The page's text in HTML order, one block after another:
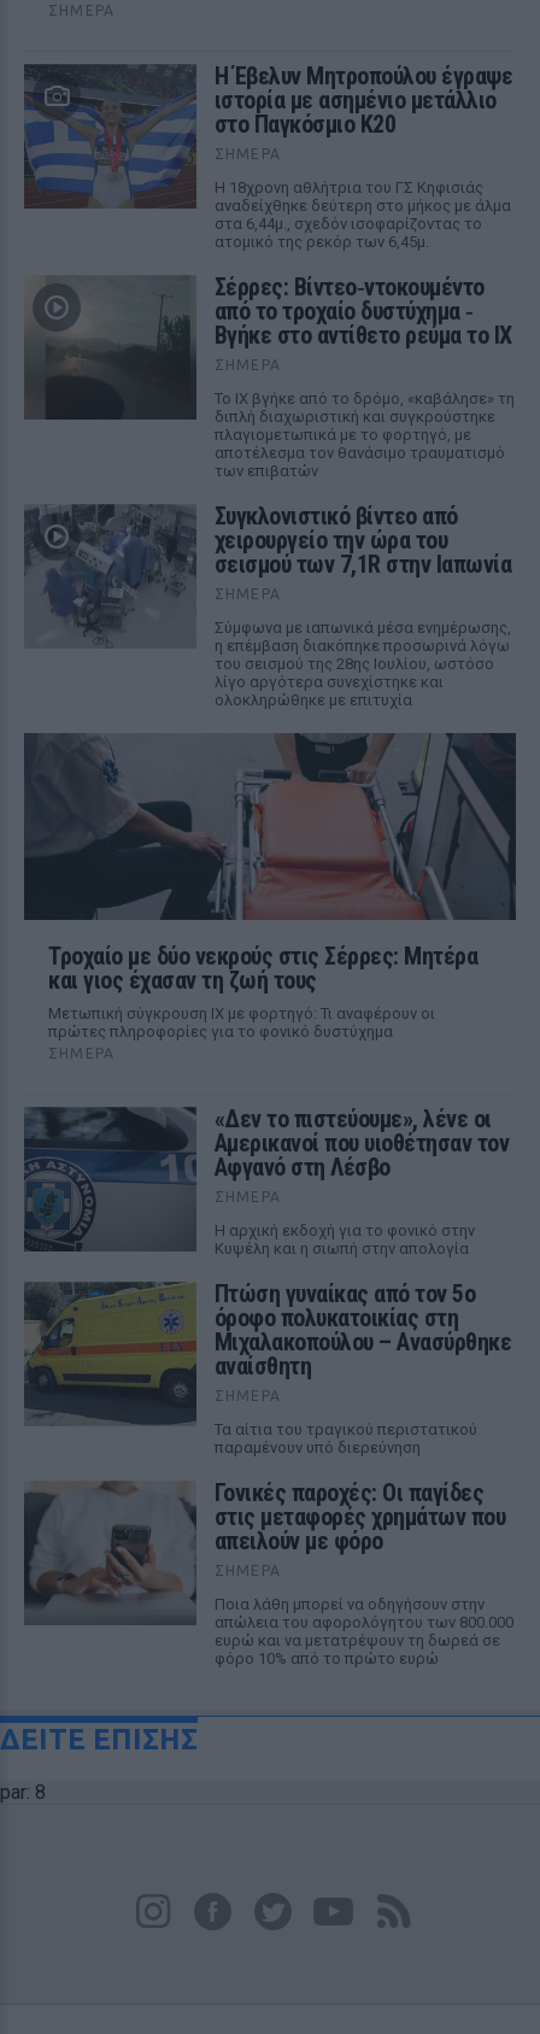
ΣΉΜΕΡΑ
Η Έβελυν Μητροπούλου έγραψε
ιστορία με ασημένιο μετάλλιο
στο Παγκόσμιο Κ20
ΣΉΜΕΡΑ
Η 18χρονη αθλήτρια του ΓΣ Κηφισιάς
αναδείχθηκε δεύτερη στο μήκος με άλμα
στα 6,44μ., σχεδόν ισοφαρίζοντας το
ατομικό της ρεκόρ των 6,45μ.
Σέρρες: Βίντεο‑ντοκουμέντο
από το τροχαίο δυστύχημα ‑
Βγήκε στο αντίθετο ρεύμα το ΙΧ
ΣΉΜΕΡΑ
Το ΙΧ βγήκε από το δρόμο, «καβάλησε» τη
διπλή διαχωριστική και συγκρούστηκε
πλαγιομετωπικά με το φορτηγό, με
αποτέλεσμα τον θανάσιμο τραυματισμό
των επιβατών
Συγκλονιστικό βίντεο από
χειρουργείο την ώρα του
σεισμού των 7,1R στην Ιαπωνία
ΣΉΜΕΡΑ
Σύμφωνα με ιαπωνικά μέσα ενημέρωσης,
η επέμβαση διακόπηκε προσωρινά λόγω
του σεισμού της 28ης Ιουλίου, ωστόσο
λίγο αργότερα συνεχίστηκε και
ολοκληρώθηκε με επιτυχία
Τροχαίο με δύο νεκρούς στις Σέρρες: Μητέρα
και γιος έχασαν τη ζωή τους
Μετωπική σύγκρουση ΙΧ με φορτηγό: Τι αναφέρουν οι
πρώτες πληροφορίες για το φονικό δυστύχημα
ΣΉΜΕΡΑ
«Δεν το πιστεύουμε», λένε οι
Αμερικανοί που υιοθέτησαν τον
Αφγανό στη Λέσβο
ΣΉΜΕΡΑ
Η αρχική εκδοχή για το φονικό στην
Κυψέλη και η σιωπή στην απολογία
Πτώση γυναίκας από τον 5ο
όροφο πολυκατοικίας στη
Μιχαλακοπούλου – Ανασύρθηκε
αναίσθητη
ΣΉΜΕΡΑ
Τα αίτια του τραγικού περιστατικού
παραμένουν υπό διερεύνηση
Γονικές παροχές: Οι παγίδες
στις μεταφορές χρημάτων που
απειλούν με φόρο
ΣΉΜΕΡΑ
Ποια λάθη μπορεί να οδηγήσουν στην
απώλεια του αφορολόγητου των 800.000
ευρώ και να μετατρέψουν τη δωρεά σε
φόρο 10% από το πρώτο ευρώ
ΔΕΙΤΕ ΕΠΙΣΗΣ
par: 8